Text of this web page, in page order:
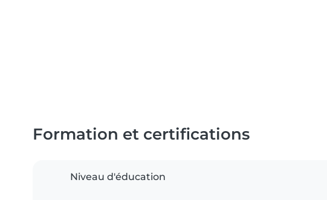
Formation et certifications
Niveau d'éducation